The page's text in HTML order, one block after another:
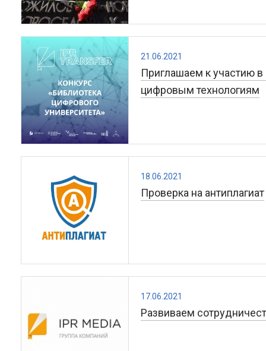
21.06.2021
Приглашаем к участию
цифровым технологиям
18.06.2021
Проверка на антиплагиат
17.06.2021
Развиваем